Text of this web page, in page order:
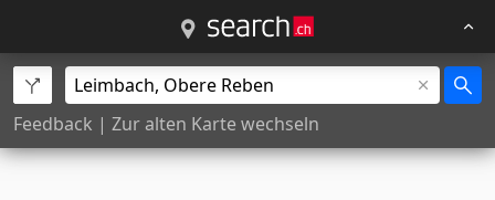
Feedback | Zur alten Karte wechseln